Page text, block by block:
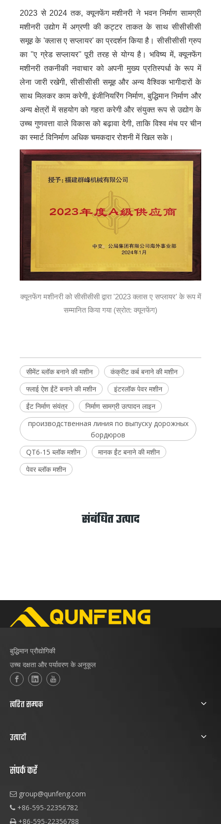
2023 से 2024 तक, क्यूनफेंग मशीनरी ने भवन निर्माण सामग्री
मशीनरी उद्योग में अग्रणी की कट्टर ताकत के साथ सीसीसीसी
समूह के 'क्लास ए सप्लायर' का प्रदर्शन किया है। सीसीसीसी ग्रुप
का ''ए ग्रेड सप्लायर'' पूरी तरह से योग्य है। भविष्य में, क्यूनफेंग
मशीनरी तकनीकी नवाचार को अपनी मुख्य प्रतिस्पर्धा के रूप में
लेना जारी रखेगी, सीसीसीसी समूह और अन्य वैश्विक भागीदारों के
साथ मिलकर काम करेगी, इंजीनियरिंग निर्माण, बुद्धिमान निर्माण और
अन्य क्षेत्रों में सहयोग को गहरा करेगी और संयुक्त रूप से उद्योग के
उच्च गुणवत्ता वाले विकास को बढ़ावा देगी, ताकि विश्व मंच पर चीन
का स्मार्ट विनिर्माण अधिक चमकदार रोशनी में खिल सके।
क्यूनफेंग मशीनरी को सीसीसीसी द्वारा '2023 क्लास ए सप्लायर' के रूप में
सम्मानित किया गया (स्रोत: क्यूनफेंग)
सीमेंट ब्लॉक बनाने की मशीन
कंक्रीट कर्ब बनाने की मशीन
फ्लाई ऐश ईंटें बनाने की मशीन
इंटरलॉक पेवर मशीन
ईंट निर्माण संयंत्र
निर्माण सामग्री उत्पादन लाइन
производственная линия по выпуску дорожных
бордюров
QT6-15 ब्लॉक मशीन
मानक ईंट बनाने की मशीन
पेवर ब्लॉक मशीन
संबंधित उत्पाद
बुद्धिमान प्रौद्योगिकी
उच्च दक्षता और पर्यावरण के अनुकूल
त्वरित सम्पक
उत्पादों
संपर्क करें
 group@qunfeng.com
 +86-595-22356782
 +86-595-22356788